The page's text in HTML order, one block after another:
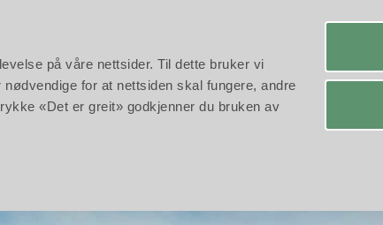
på våre nettsider. Til dette bruker vi
for at nettsiden skal fungere, andre
«Det er greit» godkjenner du bruken av